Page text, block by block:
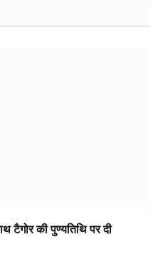
टैगोर की पुण्यतिथि पर दी